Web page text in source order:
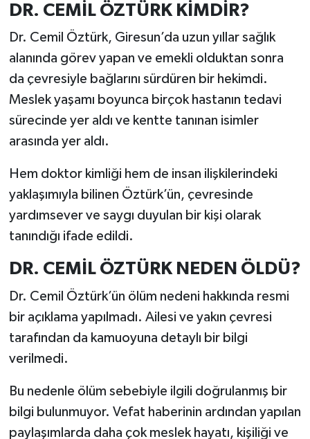
DR. CEMİL ÖZTÜRK KİMDİR?
Dr. Cemil Öztürk, Giresun’da uzun yıllar sağlık
alanında görev yapan ve emekli olduktan sonra
da çevresiyle bağlarını sürdüren bir hekimdi.
Meslek yaşamı boyunca birçok hastanın tedavi
sürecinde yer aldı ve kentte tanınan isimler
arasında yer aldı.
Hem doktor kimliği hem de insan ilişkilerindeki
yaklaşımıyla bilinen Öztürk’ün, çevresinde
yardımsever ve saygı duyulan bir kişi olarak
tanındığı ifade edildi.
DR. CEMİL ÖZTÜRK NEDEN ÖLDÜ?
Dr. Cemil Öztürk’ün ölüm nedeni hakkında resmi
bir açıklama yapılmadı. Ailesi ve yakın çevresi
tarafından da kamuoyuna detaylı bir bilgi
verilmedi.
Bu nedenle ölüm sebebiyle ilgili doğrulanmış bir
bilgi bulunmuyor. Vefat haberinin ardından yapılan
paylaşımlarda daha çok meslek hayatı, kişiliği ve